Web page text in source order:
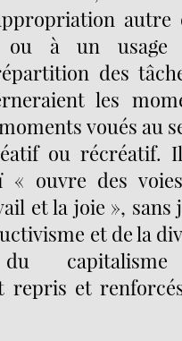
à un usage
des
les
voués au
ou récréatif.
« ouvre des
et la joie », sans
et de la
du
repris et